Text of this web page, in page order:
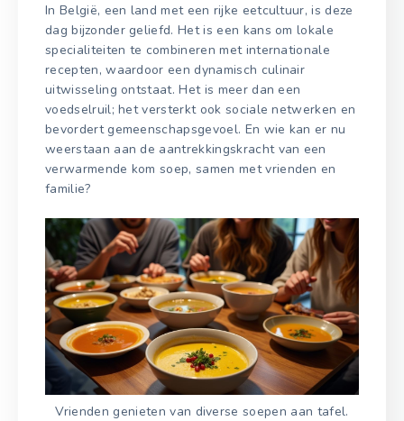
In België, een land met een rijke eetcultuur, is deze
dag bijzonder geliefd. Het is een kans om lokale
specialiteiten te combineren met internationale
recepten, waardoor een dynamisch culinair
uitwisseling ontstaat. Het is meer dan een
voedselruil; het versterkt ook sociale netwerken en
bevordert gemeenschapsgevoel. En wie kan er nu
weerstaan aan de aantrekkingskracht van een
verwarmende kom soep, samen met vrienden en
familie?
Vrienden genieten van diverse soepen aan tafel.